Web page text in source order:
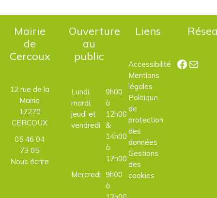
Mairie
de
Cercoux
12 rue de la
Mairie
17270
CERCOUX
05 46 04
73 05
Nous écrire
Ouverture
au
public
Lundi,
mardi,
jeudi et
vendredi
9h00
à
12h00
&
14h00
à
17h00
Mercredi 9h00
à
Liens
Accessibilité
Mentions
légales
Politique
de
protection
des
données
Gestions
des
cookies
E-mail